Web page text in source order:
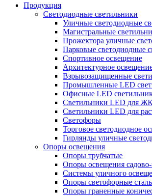
Продукция
Светодиодные светильники
Уличные светодиодные
Магистральные
Прожектора уличные
Парковые светодиодные
Спортивное освещение
Архитектурное
Взрывозащищенные
Промышленные LED
Офисные LED
Cветильники LED для
Светильники LED для
Светофоры
Торговое светодиодное
Гирлянды уличные
Опоры освещения
Опоры трубчатые
Опоры освещения
Системы уличного
Опоры светофорные
Опоры граненные